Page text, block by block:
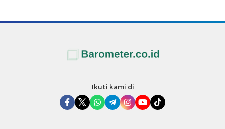
Ikuti kami di